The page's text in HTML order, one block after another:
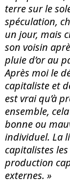
terre sur le
spéculation,
un jour, mais
son voisin
pluie d’or au
Après moi le
capitaliste et
est vrai qu’à
ensemble,
bonne ou
individuel. La
capitalistes
production
externes. »